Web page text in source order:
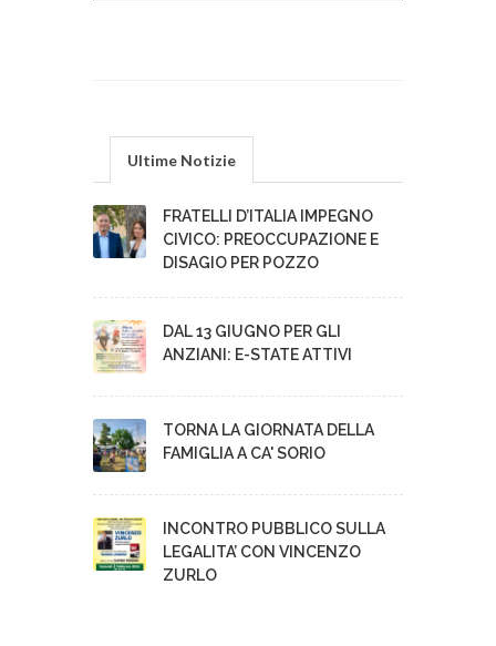
Ultime Notizie
FRATELLI D’ITALIA IMPEGNO
CIVICO: PREOCCUPAZIONE E
DISAGIO PER POZZO
DAL 13 GIUGNO PER GLI
ANZIANI: E-STATE ATTIVI
TORNA LA GIORNATA DELLA
FAMIGLIA A CA' SORIO
INCONTRO PUBBLICO SULLA
LEGALITA’ CON VINCENZO
ZURLO